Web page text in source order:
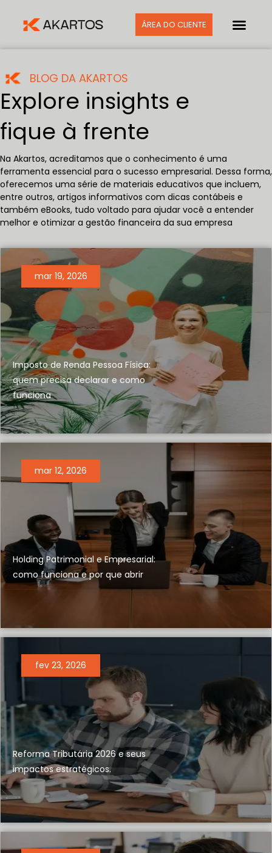
ÁREA DO CLIENTE
BLOG DA AKARTOS
Explore insights e
fique à frente
Na Akartos, acreditamos que o conhecimento é uma
ferramenta essencial para o sucesso empresarial. Dessa forma,
oferecemos uma série de materiais educativos que incluem,
entre outros, artigos informativos com dicas contábeis e
também eBooks, tudo voltado para ajudar você a entender
melhor e otimizar a gestão financeira da sua empresa
mar 19, 2026
Imposto de Renda Pessoa Física:
quem precisa declarar e como
funciona
mar 12, 2026
Holding Patrimonial e Empresarial:
como funciona e por que abrir
fev 23, 2026
Reforma Tributária 2026 e seus
impactos estratégicos.